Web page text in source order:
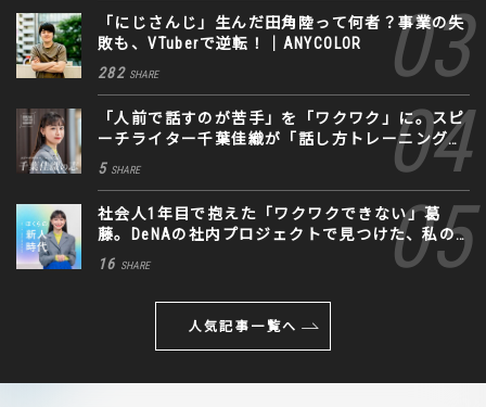
「にじさんじ」生んだ田角陸って何者？事業の失
敗も、VTuberで逆転！｜ANYCOLOR
282 SHARE
「人前で話すのが苦手」を「ワクワク」に。スピ
ーチライター千葉佳織が「話し方トレーニング」
に込めた思い
5 SHARE
社会人1年目で抱えた「ワクワクできない」葛
藤。DeNAの社内プロジェクトで見つけた、私の
生きる道
16 SHARE
人気記事一覧へ